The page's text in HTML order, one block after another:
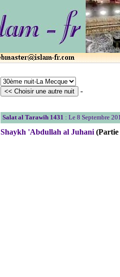
-
Salat al Tarawih 1431 : Le 8 Septembre
Shaykh 'Abdullah al Juhani (Partie